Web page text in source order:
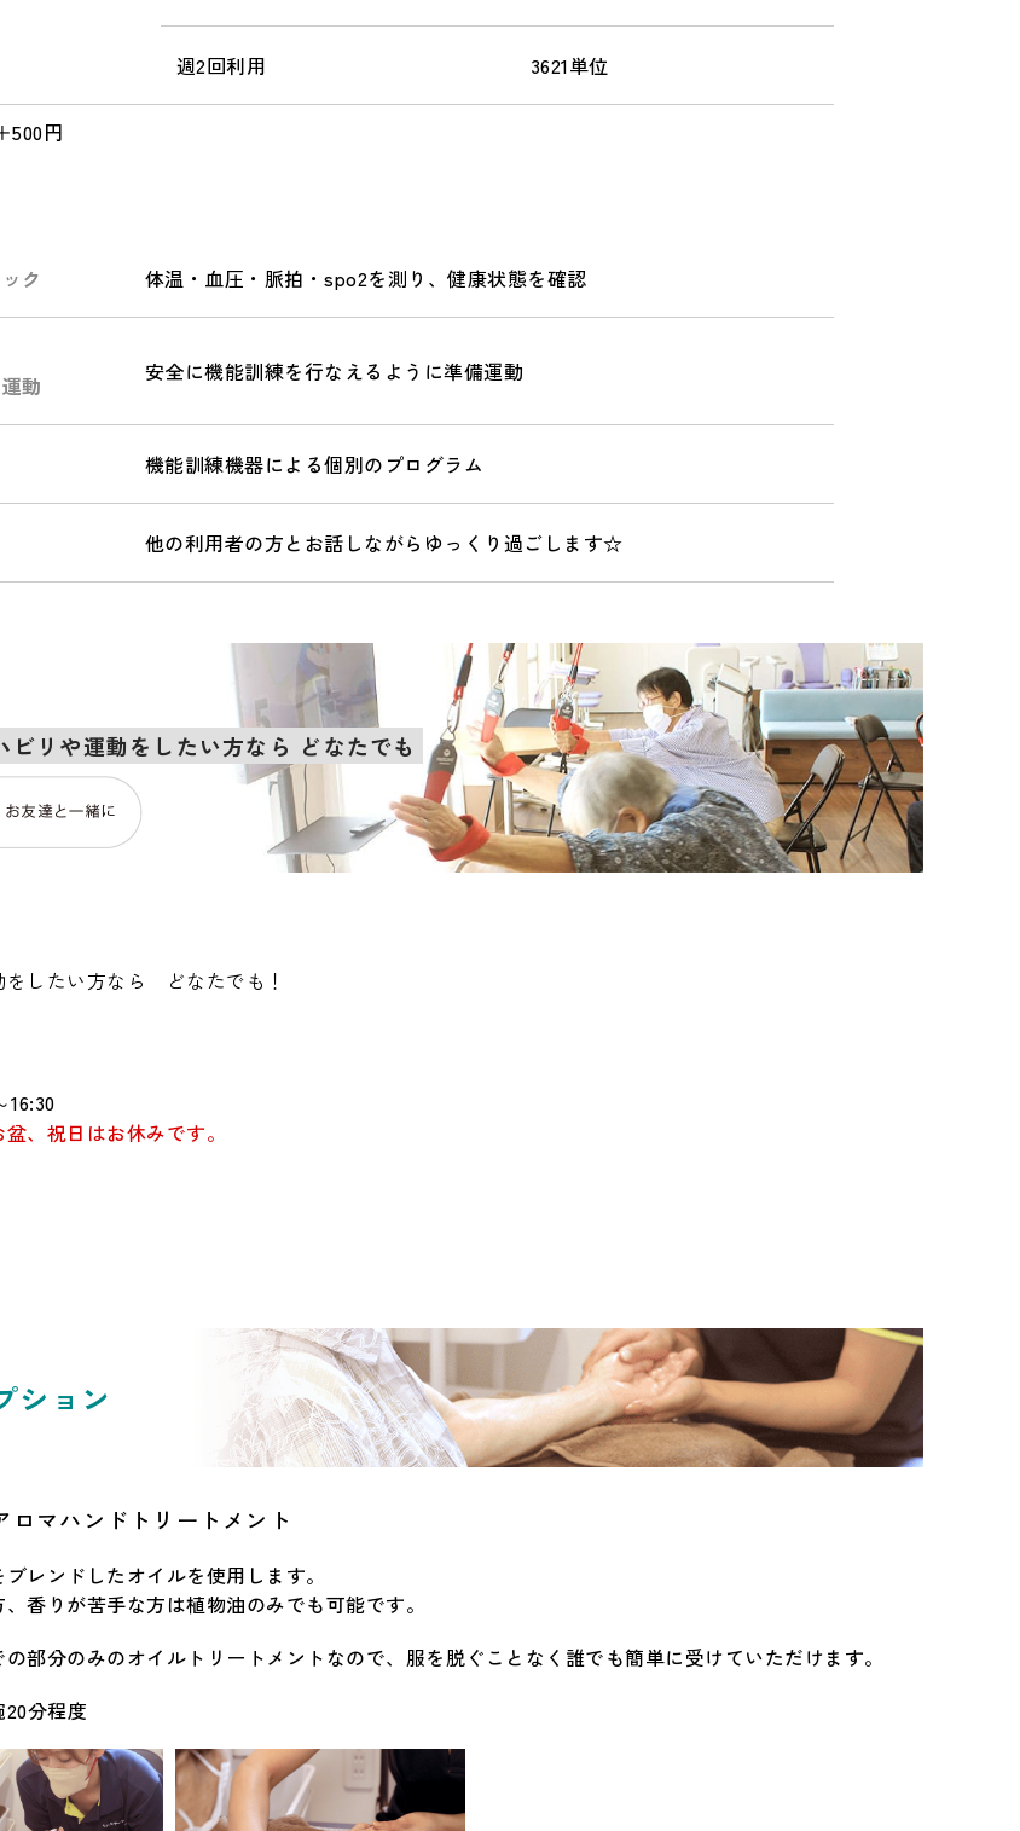
週2回利用 3621単位
500円
ク 体温・血圧・脈拍・spo2を測り、健康状態を確認
動
安全に機能訓練を行なえるように準備運動
機能訓練機器による個別のプログラム
他の利用者の方とお話しながらゆっくり過ごします☆
ビリや運動をしたい方なら どなたでも
をしたい方なら どなたでも！
、祝日はお休みです。
ション
ロマハンドトリートメント
レンドしたオイルを使用します。
香りが苦手な方は植物油のみでも可能です。
部分のみのオイルトリートメントなので、服を脱ぐことなく誰でも簡単に受けていただけます。
分程度